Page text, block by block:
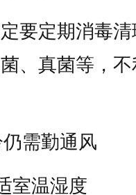
定期消毒清
、真菌等，
需勤通风
室温湿度